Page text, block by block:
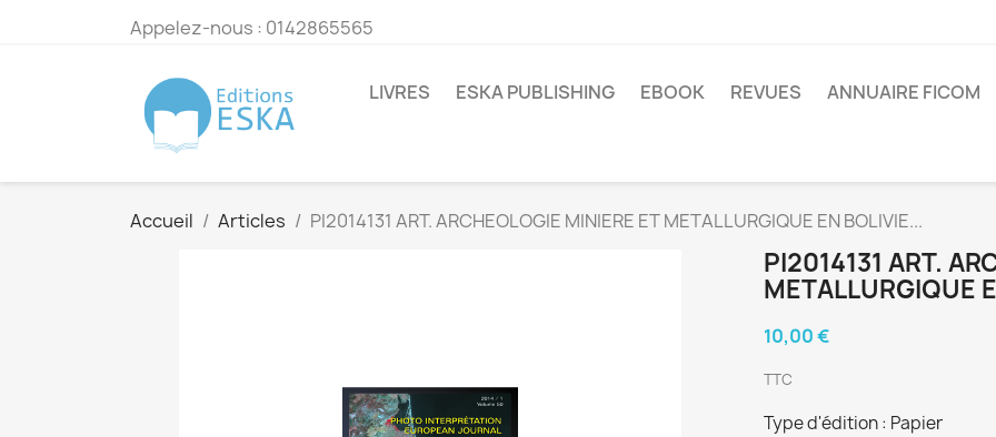
Appelez-nous : 0142865565
LIVRES ESKA PUBLISHING EBOOK REVUES ANNUAIRE FICOM
Accueil Articles PI2014131 ART. ARCHEOLOGIE MINIERE ET METALLURGIQUE EN BOLIVIE...
PI2014131 ART.
METALLURGIQUE
10,00 €
TTC
Type d'édition : Papier